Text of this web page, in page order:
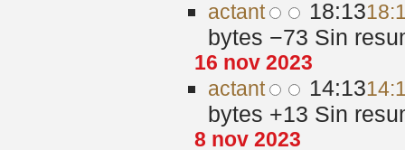
actant 18:13
bytes −73 Sin
16 nov 2023
actant 14:13
bytes +13 Sin
8 nov 2023